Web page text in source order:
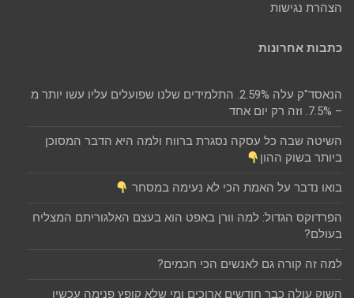
הצהרת נגישות
כתבות אחרונות
הנאסד"ק עלה 2.59%. התלמידים שלנו שפועלים עליו עשו יותר מ
– 7.5%. וזה רק יום אחד
השיטה שבה כל עסקה נסגרת ברווח ולמה היא הדבר המסוכן
ביותר בשוק ההון
בואו נדבר על האמת הכי לא נעימה במסחר
הפרדוקס הגדול: למה וורן באפט הוא בעצם האלגוריתם המצליח
בעולם?
למה זה קורה גם לאנשים הכי חכמים?
השוק עולה כבר חודשים ארוכים ומי שלא קופץ פנימה עכשיו